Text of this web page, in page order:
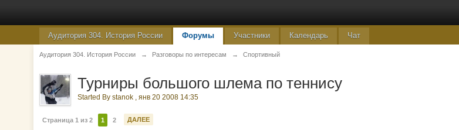
Аудитория 304. История России Форумы Участники Календарь Чат
Аудитория 304. История России → Разговоры по интересам → Спортивный
Турниры большого шлема по теннису
Started Bystanok ,янв 20 2008 14:35
Страница 1 из 2 1 2 ДАЛЕЕ